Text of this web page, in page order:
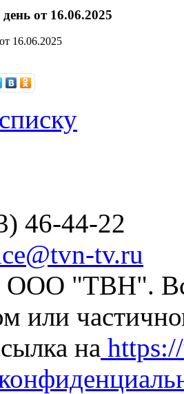
от 16.06.2025
16.06.2025
46-44-22
tv.ru
ООО "ТВН".
или
на